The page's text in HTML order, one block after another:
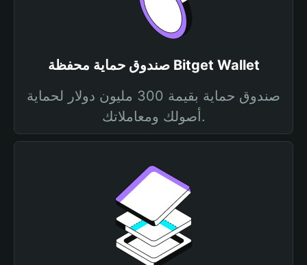
صندوق حماية محفظة Bitget Wallet
صندوق حماية بقيمة 300 مليون دولار لحماية
أصولك ومعاملاتك.